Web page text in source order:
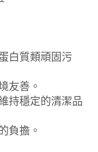
白質類頑固污
友善。
持穩定的清潔品
負擔。